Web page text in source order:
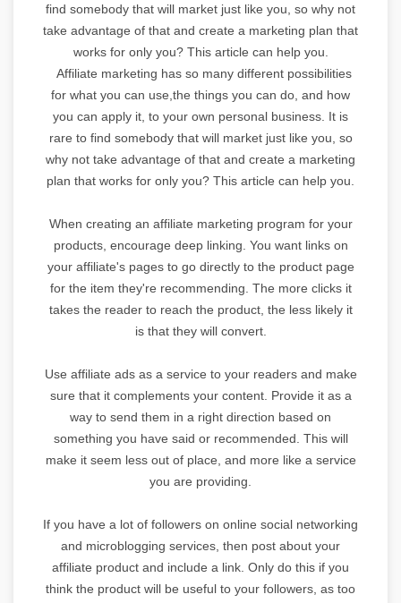
find somebody that will market just like you, so why not
take advantage of that and create a marketing plan that
works for only you? This article can help you.
Affiliate marketing has so many different possibilities
for what you can use,the things you can do, and how
you can apply it, to your own personal business. It is
rare to find somebody that will market just like you, so
why not take advantage of that and create a marketing
plan that works for only you? This article can help you.
When creating an affiliate marketing program for your
products, encourage deep linking. You want links on
your affiliate's pages to go directly to the product page
for the item they're recommending. The more clicks it
takes the reader to reach the product, the less likely it
is that they will convert.
Use affiliate ads as a service to your readers and make
sure that it complements your content. Provide it as a
way to send them in a right direction based on
something you have said or recommended. This will
make it seem less out of place, and more like a service
you are providing.
If you have a lot of followers on online social networking
and microblogging services, then post about your
affiliate product and include a link. Only do this if you
think the product will be useful to your followers, as too